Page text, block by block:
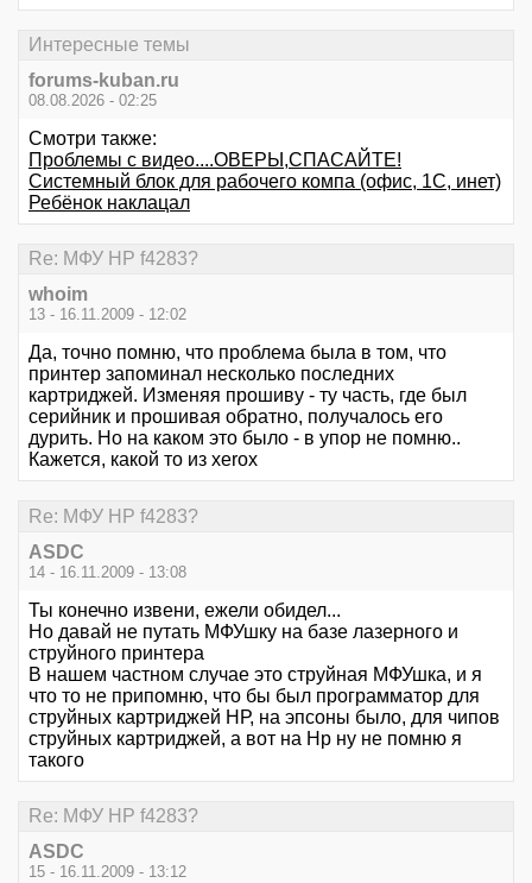
Интересные темы
forums-kuban.ru
08.08.2026 - 02:25
Смотри также:
Проблемы с видео....ОВЕРЫ,СПАСАЙТЕ!
Системный блок для рабочего компа (офис, 1С, инет)
Ребёнок наклацал
Re: МФУ HP f4283?
whoim
13 - 16.11.2009 - 12:02
Да, точно помню, что проблема была в том, что
принтер запоминал несколько последних
картриджей. Изменяя прошиву - ту часть, где был
серийник и прошивая обратно, получалось его
дурить. Но на каком это было - в упор не помню..
Кажется, какой то из xerox
Re: МФУ HP f4283?
ASDC
14 - 16.11.2009 - 13:08
Ты конечно извени, ежели обидел...
Но давай не путать МФУшку на базе лазерного и
струйного принтера
В нашем частном случае это струйная МФУшка, и я
что то не припомню, что бы был программатор для
струйных картриджей НР, на эпсоны было, для чипов
струйных картриджей, а вот на Нр ну не помню я
такого
Re: МФУ HP f4283?
ASDC
15 - 16.11.2009 - 13:12